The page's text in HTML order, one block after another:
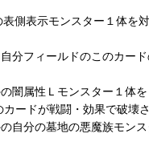
側表示モンスター１体を
分フィールドのこのカー
闇属性Ｌモンスター１体を
ードが戦闘・効果で破壊さ
自分の墓地の悪魔族モン